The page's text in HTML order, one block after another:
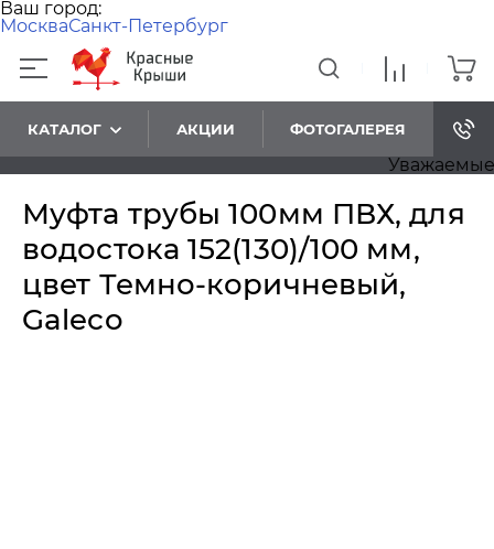
Ваш город:
МоскваСанкт-Петербург
КАТАЛОГ АКЦИИ ФОТОГАЛЕРЕЯ
Уважаемые
Муфта трубы 100мм ПВХ, для
водостока 152(130)/100 мм,
цвет Темно-коричневый,
Galeco